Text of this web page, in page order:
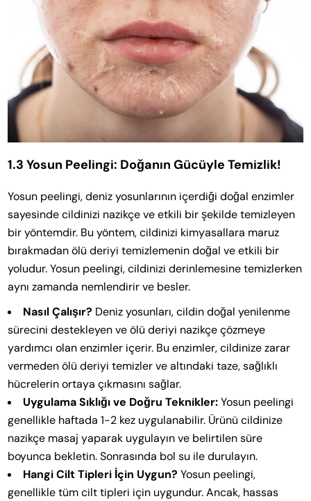
1.3 Yosun Peelingi: Doğanın Gücüyle Temizlik!
Yosun peelingi, deniz yosunlarının içerdiği doğal enzimler
sayesinde cildinizi nazikçe ve etkili bir şekilde temizleyen
bir yöntemdir. Bu yöntem, cildinizi kimyasallara maruz
bırakmadan ölü deriyi temizlemenin doğal ve etkili bir
yoludur. Yosun peelingi, cildinizi derinlemesine temizlerken
aynı zamanda nemlendirir ve besler.
Nasıl Çalışır? Deniz yosunları, cildin doğal yenilenme
sürecini destekleyen ve ölü deriyi nazikçe çözmeye
yardımcı olan enzimler içerir. Bu enzimler, cildinize zarar
vermeden ölü deriyi temizler ve altındaki taze, sağlıklı
hücrelerin ortaya çıkmasını sağlar.
Uygulama Sıklığı ve Doğru Teknikler:Yosun peelingi
genellikle haftada 1-2 kez uygulanabilir. Ürünü cildinize
nazikçe masaj yaparak uygulayın ve belirtilen süre
boyunca bekletin. Sonrasında bol su ile durulayın.
Hangi Cilt Tipleri İçin Uygun? Yosun peelingi,
genellikle tüm cilt tipleri için uygundur. Ancak, hassas